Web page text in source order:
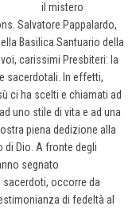
il mistero
Salvatore Pappalardo,
Basilica Santuario della
carissimi Presbiteri: la
sacerdotali. In effetti,
ci ha scelti e chiamati ad
uno stile di vita e ad una
piena dedizione alla
di Dio. A fronte degli
segnato
sacerdoti, occorre da
di fedeltà al